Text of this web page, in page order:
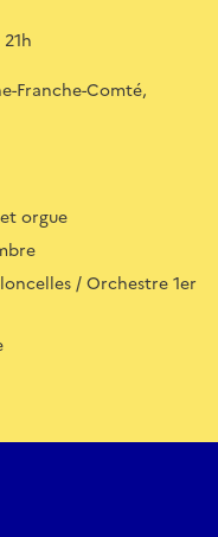
Franche-Comté,
orgue
/ Orchestre 1er